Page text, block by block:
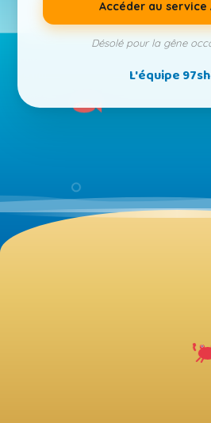
Accéder au service
Désolé pour la gêne
L'équipe